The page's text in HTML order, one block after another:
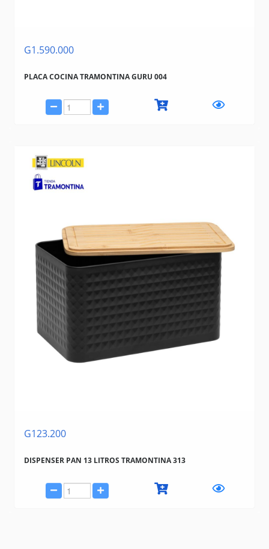
G1.590.000
PLACA COCINA TRAMONTINA GURU 004
G123.200
DISPENSER PAN 13 LITROS TRAMONTINA 313